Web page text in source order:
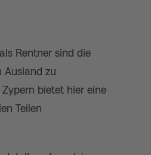
Rentner sind die
Ausland zu
bietet hier eine
Teilen